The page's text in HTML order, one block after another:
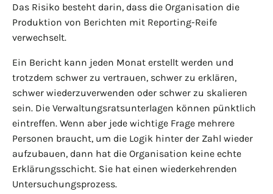
Das Risiko besteht darin, dass die Organisation die
Produktion von Berichten mit Reporting-Reife
verwechselt.
Ein Bericht kann jeden Monat erstellt werden und
trotzdem schwer zu vertrauen, schwer zu erklären,
schwer wiederzuverwenden oder schwer zu skalieren
sein. Die Verwaltungsratsunterlagen können pünktlich
eintreffen. Wenn aber jede wichtige Frage mehrere
Personen braucht, um die Logik hinter der Zahl wieder
aufzubauen, dann hat die Organisation keine echte
Erklärungsschicht. Sie hat einen wiederkehrenden
Untersuchungsprozess.